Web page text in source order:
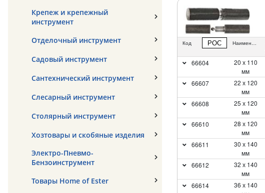
Крепеж и крепежный
инструмент
Отделочный инструмент
Садовый инструмент
Сантехнический инструмент
Слесарный инструмент
Столярный инструмент
Хозтовары и скобяные изделия
Электро-Пневмо-
Бензоинструмент
Товары Home of Ester
Код РОС Наименование
66604
20 х 110
мм
66607
22 х 120
мм
66608
25 х 120
мм
66610
28 х 120
мм
66611
30 х 140
мм
66612
32 х 140
мм
66614
36 х 140